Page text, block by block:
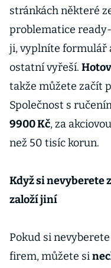
stránkách některé
problematice
ji, vyplníte formulář
ostatní vyřeší.
takže můžete začít
Společnost s
9900 Kč, za
než 50 tisíc korun.
Když si nevyberete
založí jiní
Pokud si
firem, můžete si